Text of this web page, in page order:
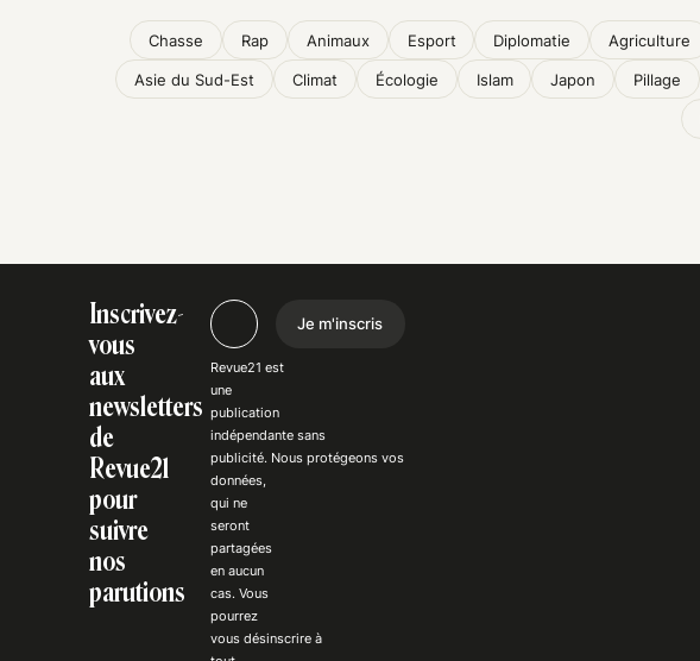
Chasse Rap Animaux Esport Diplomatie Agriculture
Asie du Sud-Est Climat Écologie Islam Japon Pillage
Inscrivez-
vous
aux
newsletters
de
Revue21
pour
suivre
nos
parutions
Je m'inscris
Revue21 est
une
publication
indépendantesans
publicité. Nousprotégeons vos
données,
qui ne
seront
partagées
en aucun
cas. Vous
pourrez
vousdésinscrire à